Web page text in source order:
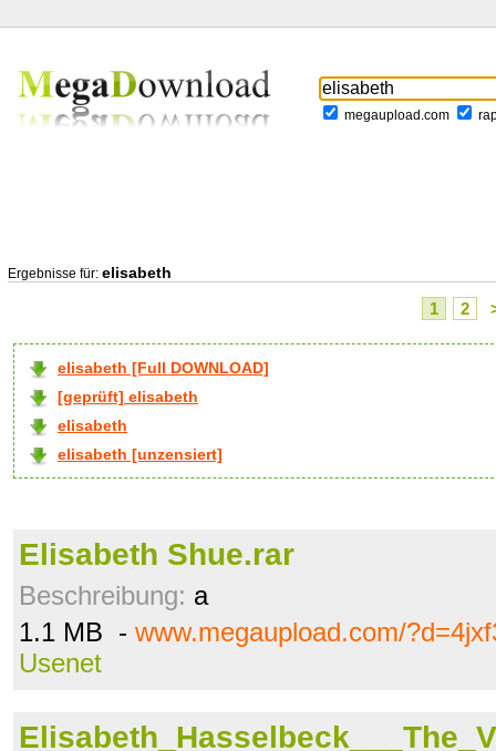
megaupload.com
Ergebnisse für: elisabeth
1 2
elisabeth [Full DOWNLOAD]
[geprüft] elisabeth
elisabeth
elisabeth [unzensiert]
Elisabeth Shue.rar
Beschreibung: a
1.1 MB - www.megaupload.com/
Usenet